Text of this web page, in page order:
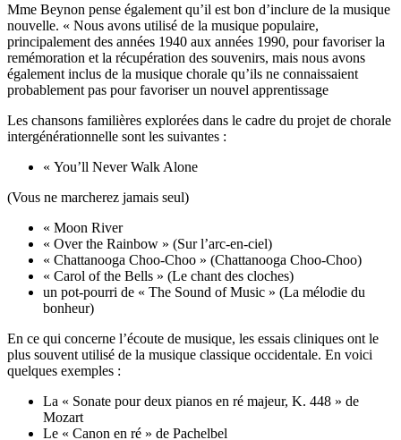
Mme Beynon pense également qu’il est bon d’inclure de la musique
nouvelle. « Nous avons utilisé de la musique populaire,
principalement des années 1940 aux années 1990, pour favoriser la
remémoration et la récupération des souvenirs, mais nous avons
également inclus de la musique chorale qu’ils ne connaissaient
probablement pas pour favoriser un nouvel apprentissage
Les chansons familières explorées dans le cadre du projet de chorale
intergénérationnelle sont les suivantes :
« You’ll Never Walk Alone
(Vous ne marcherez jamais seul)
« Moon River
« Over the Rainbow » (Sur l’arc-en-ciel)
« Chattanooga Choo-Choo » (Chattanooga Choo-Choo)
« Carol of the Bells » (Le chant des cloches)
un pot-pourri de « The Sound of Music » (La mélodie du
bonheur)
En ce qui concerne l’écoute de musique, les essais cliniques ont le
plus souvent utilisé de la musique classique occidentale. En voici
quelques exemples :
La « Sonate pour deux pianos en ré majeur, K. 448 » de
Mozart
Le « Canon en ré » de Pachelbel